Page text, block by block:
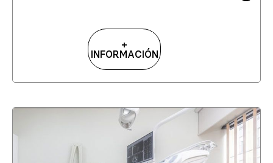
+
INFORMACIÓN